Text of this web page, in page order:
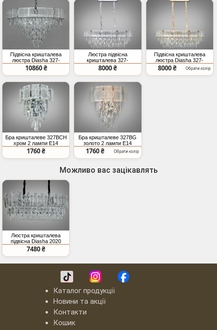
Підвісна кришталева
люстра Diasha 327-
750CH хром 18 ламп
E14 багатоярусна для
вітальні
10860 ₴
Люстра підвісна
кришталева 327-
850X300CH хром
овальна 10 ламп E14
8000 ₴
Підвісна кришталева
люстра Diasha 327-
850X300GD золото овал
10 ламп E14
8000 ₴ Обрати колір
Бра кришталеве 327BCH
хром 2 лампи E14
каскадні підвіски
1760 ₴
Бра кришталеве 327BG
золото 2 лампи E14
каскадні підвіски
1760 ₴ Обрати колір
Можливо вас зацікавлять
Люстра кришталева
підвісна Diasha 2020
хром 8 ламп овальна
форма
7480 ₴
Каталог продукції
Новини та акції
Контакти
Кошик